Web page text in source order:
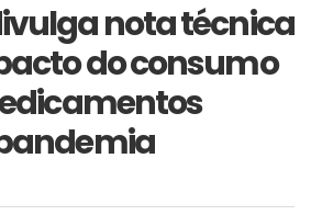
nota técnica
do consumo